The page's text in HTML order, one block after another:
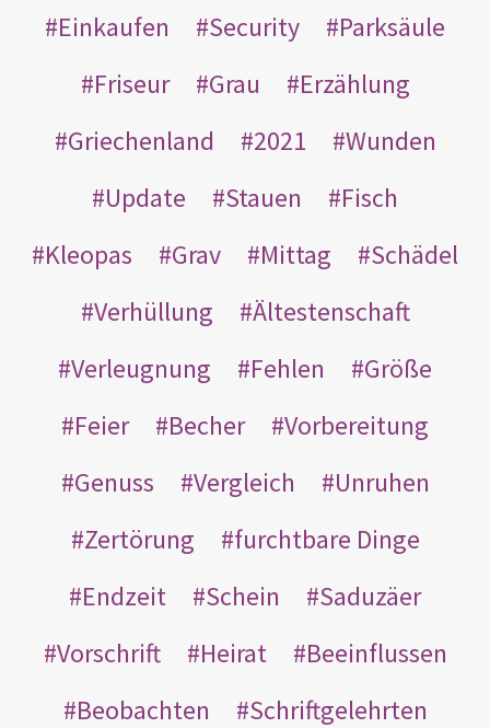
Einkaufen Security
Parksäule
Friseur
Grau
Erzählung
Griechenland
2021
Wunden
Update
Stauen
Fisch
Kleopas
Grav Mittag
Schädel
Verhüllung
Ältestenschaft
Verleugnung
Fehlen
Größe
Feier
Becher
Vorbereitung
Genuss
Vergleich
Unruhen
Zertörung
furchtbare Dinge
Endzeit
Schein
Saduzäer
Vorschrift
Heirat
Beeinflussen
Beobachten
Schriftgelehrten